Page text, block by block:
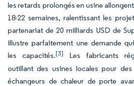
les retards prolongés en usine
18-22 semaines, ralentissant les
partenariat de 20 milliards USD de
illustre parfaitement une demande
les capacités.[3]
Les fabricants
outillant des usines locales pour
échangeurs de chaleur de porte